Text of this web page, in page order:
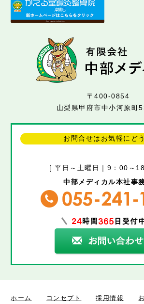
〒400-0854
山梨県甲府市中小河原町
お問合せはお気軽にど
[ 平日～土曜日｜9：00～
中部メディカル本社事
ホーム コンセプト 採用情報